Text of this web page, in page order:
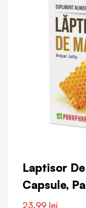
Laptisor
Capsule,
23.99 lei